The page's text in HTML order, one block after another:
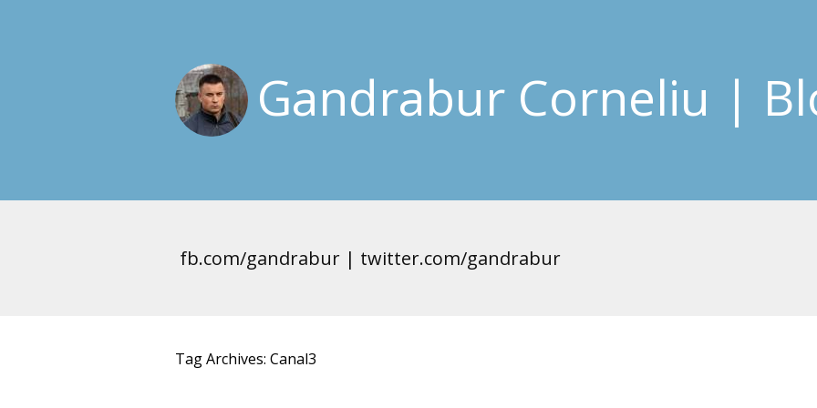
Gandrabur Corneliu |
fb.com/gandrabur | twitter.com/gandrabur
Tag Archives: Canal3